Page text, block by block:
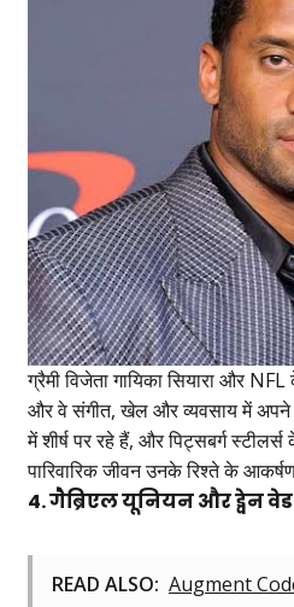
ग्रैमी विजेता गायिका सियारा और
और वे संगीत, खेल और व्यवसाय में अपने
में शीर्ष पर रहे हैं, और पिट्सबर्ग
पारिवारिक जीवन उनके रिश्ते के
4. गैब्रिएल यूनियन और ड्वेन वेड
READ ALSO: Augment